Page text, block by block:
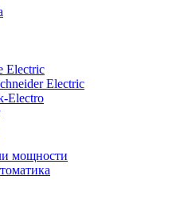
Electric
Electric
Electro
мощности